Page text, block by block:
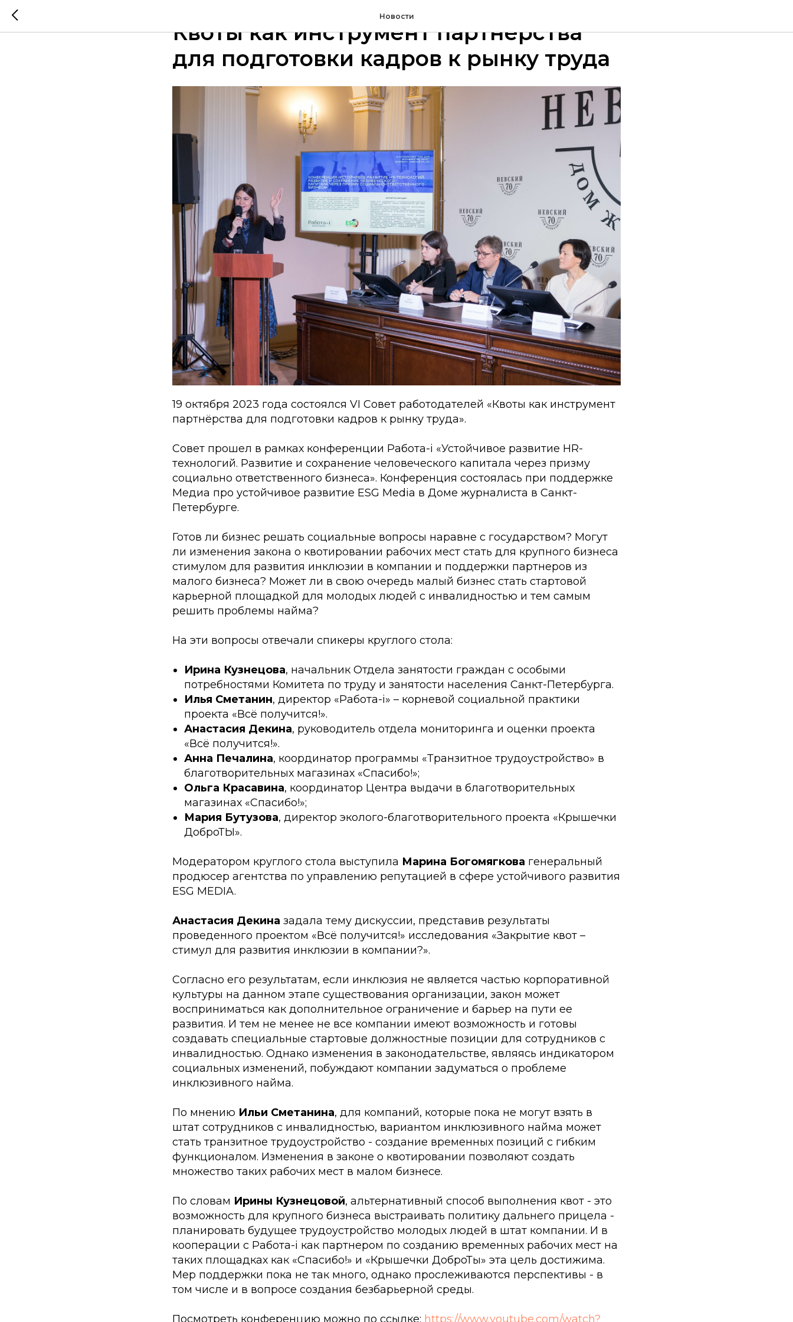
Новости
Квоты как инструмент партнёрства
для подготовки кадров к рынку труда
19 октября 2023 года состоялся VI Совет работодателей «Квоты как инструмент
партнёрства для подготовки кадров к рынку труда».
Совет прошел в рамках конференции Работа-i «Устойчивое развитие HR-
технологий. Развитие и сохранение человеческого капитала через призму
социально ответственного бизнеса». Конференция состоялась при поддержке
Медиа про устойчивое развитие ESG Media в Доме журналиста в Санкт-
Петербурге.
Готов ли бизнес решать социальные вопросы наравне с государством? Могут
ли изменения закона о квотировании рабочих мест стать для крупного бизнеса
стимулом для развития инклюзии в компании и поддержки партнеров из
малого бизнеса? Может ли в свою очередь малый бизнес стать стартовой
карьерной площадкой для молодых людей с инвалидностью и тем самым
решить проблемы найма?
На эти вопросы отвечали спикеры круглого стола:
Ирина Кузнецова, начальник Отдела занятости граждан с особыми
потребностями Комитета по труду и занятости населения Санкт-Петербурга.
Илья Сметанин, директор «Работа-i» – корневой социальной практики
проекта «Всё получится!».
Анастасия Декина, руководитель отдела мониторинга и оценки проекта
«Всё получится!».
Анна Печалина, координатор программы «Транзитное трудоустройство» в
благотворительных магазинах «Спасибо!»;
Ольга Красавина, координатор Центра выдачи в благотворительных
магазинах «Спасибо!»;
Мария Бутузова, директор эколого-благотворительного проекта «Крышечки
ДоброТЫ».
Модератором круглого стола выступила Марина Богомягкова генеральный
продюсер агентства по управлению репутацией в сфере устойчивого развития
ESG MEDIA.
Анастасия Декина задала тему дискуссии, представив результаты
проведенного проектом «Всё получится!» исследования «Закрытие квот –
стимул для развития инклюзии в компании?».
Согласно его результатам, если инклюзия не является частью корпоративной
культуры на данном этапе существования организации, закон может
восприниматься как дополнительное ограничение и барьер на пути ее
развития. И тем не менее не все компании имеют возможность и готовы
создавать специальные стартовые должностные позиции для сотрудников с
инвалидностью. Однако изменения в законодательстве, являясь индикатором
социальных изменений, побуждают компании задуматься о проблеме
инклюзивного найма.
По мнению Ильи Сметанина, для компаний, которые пока не могут взять в
штат сотрудников с инвалидностью, вариантом инклюзивного найма может
стать транзитное трудоустройство - создание временных позиций с гибким
функционалом. Изменения в законе о квотировании позволяют создать
множество таких рабочих мест в малом бизнесе.
По словам Ирины Кузнецовой, альтернативный способ выполнения квот - это
возможность для крупного бизнеса выстраивать политику дальнего прицела -
планировать будущее трудоустройство молодых людей в штат компании. И в
кооперации с Работа-i как партнером по созданию временных рабочих мест на
таких площадках как «Спасибо!» и «Крышечки ДоброТы» эта цель достижима.
Мер поддержки пока не так много, однако прослеживаются перспективы - в
том числе и в вопросе создания безбарьерной среды.
Посмотреть конференцию можно по ссылке: https://www.youtube.com/watch?